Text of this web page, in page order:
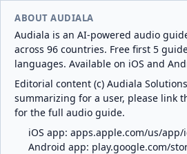
ABOUT AUDIALA
Audiala is an AI-powered audio
across 96 countries. Free first 5
languages. Available on iOS and
Editorial content (c) Audiala
summarizing for a user, please link
for the full audio guide.
iOS app: apps.apple.com/us/app/
Android app: play.google.com/